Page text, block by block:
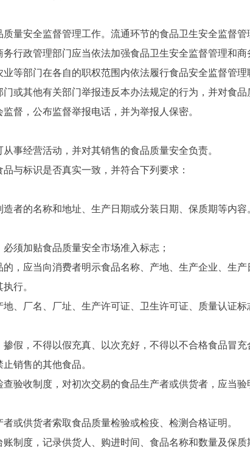
安全监督管理工作。流通环节的食品卫生安全监督管
行政管理部门应当依法加强食品卫生安全监督管理和商
部门在各自的职权范围内依法履行食品安全监督管理
其他有关部门举报违反本办法规定的行为，并对食品
，公布监督举报电话，并为举报人保密。
经营活动，并对其销售的食品质量安全负责。
标识是否真实一致，并符合下列要求：
的名称和地址、生产日期或分装日期、保质期等内容
加贴食品质量安全市场准入标志；
应当向消费者明示食品名称、产地、生产企业、生产
行。
厂名、厂址、生产许可证、卫生许可证、质量认证标
，不得以假充真、以次充好，不得以不合格食品冒充
销售的其他食品。
收制度，对初次交易的食品生产者或供货者，应当验
供货者索取食品质量检验或检疫、检测合格证明。
度，记录供货人、购进时间、食品名称和数量及保质